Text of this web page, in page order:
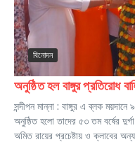
বিনোদন
অনুষ্ঠিত হল বাঙ্গুর প্রতিরোধ
সন্দীপন মান্না : বাঙ্গুর এ ব্লক
অনুষ্ঠিত হলো তাদের ৫৩ তম বর্ষের
অমিত রায়ের প্রচেষ্টায় ও ক্লাবের